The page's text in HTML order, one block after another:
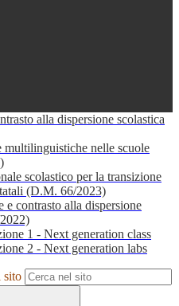
alla dispersione scolastica
multilinguistiche nelle scuole
scolastico per la transizione
(D.M. 66/2023)
contrasto alla dispersione
1 - Next generation class
2 - Next generation labs
sito